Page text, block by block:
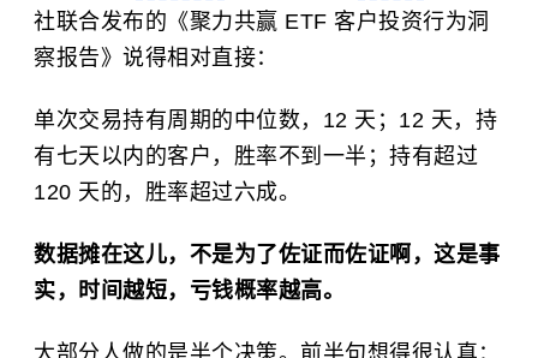
社联合发布的《聚力共赢 ETF 客户投资行为洞
察报告》说得相对直接：
单次交易持有周期的中位数，12 天；12 天，持
有七天以内的客户，胜率不到一半；持有超过
120 天的，胜率超过六成。
数据摊在这儿，不是为了佐证而佐证啊，这是事
实，时间越短，亏钱概率越高。